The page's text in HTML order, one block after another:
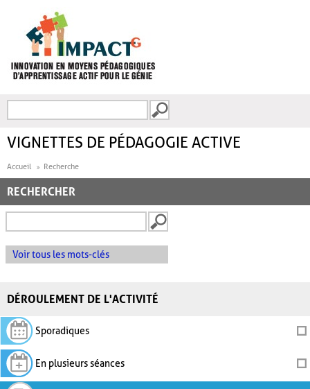
FORMULAIRE DE
VIGNETTES DE PÉDAGOGIE ACTIVE
Accueil Recherche
RECHERCHER
Voir tous les mots-clés
DÉROULEMENT DE L'ACTIVITÉ
Sporadiques
En plusieurs séances